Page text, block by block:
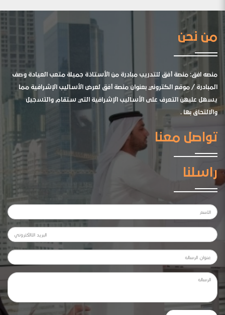
من نحن
منصه افق: منصة أفق للتدريب مبادرة من الأستاذة جميلة متعب العيادة وصف
المبادرة / موقع الكتروني بعنوان منصة أفق لعرض الأساليب الإشرافية مما
يسهل عليهن التعرف على الأساليب الإشرافية التي ستقام والتسجيل
والالتحاق بها .
تواصل معنا
راسلنا